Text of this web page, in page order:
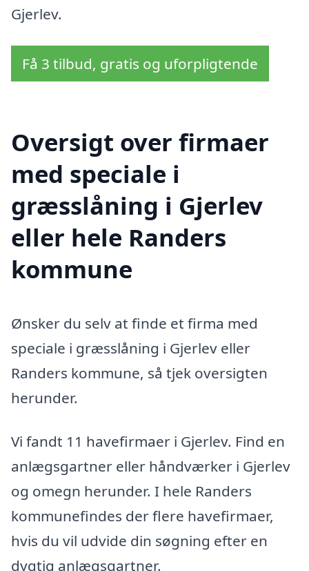
Gjerlev.
Få 3 tilbud, gratis og uforpligtende
Oversigt over firmaer
med speciale i
græsslåning i Gjerlev
eller hele Randers
kommune
Ønsker du selv at finde et firma med
speciale i græsslåning i Gjerlev eller
Randers kommune, så tjek oversigten
herunder.
Vi fandt 11 havefirmaer i Gjerlev. Find en
anlægsgartner eller håndværker i Gjerlev
og omegn herunder. I hele Randers
kommunefindes der flere havefirmaer,
hvis du vil udvide din søgning efter en
dygtig anlægsgartner.